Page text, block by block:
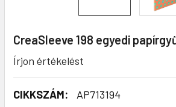
CreaSleeve 198 egyedi
Írjon értékelést
CIKKSZÁM:
AP713194